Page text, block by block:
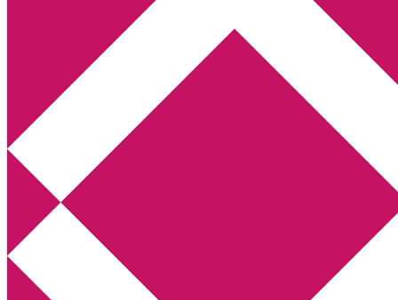
Annikas litteratur- och kulturblogg
Deckare, kriminalromaner, thrillers
Hem